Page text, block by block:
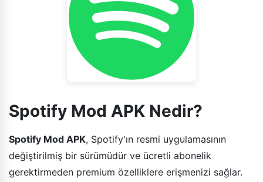
Spotify Mod APK Nedir?
Spotify Mod APK, Spotify'ın resmi uygulamasının
değiştirilmiş bir sürümüdür ve ücretli abonelik
gerektirmeden premium özelliklere erişmenizi sağlar.